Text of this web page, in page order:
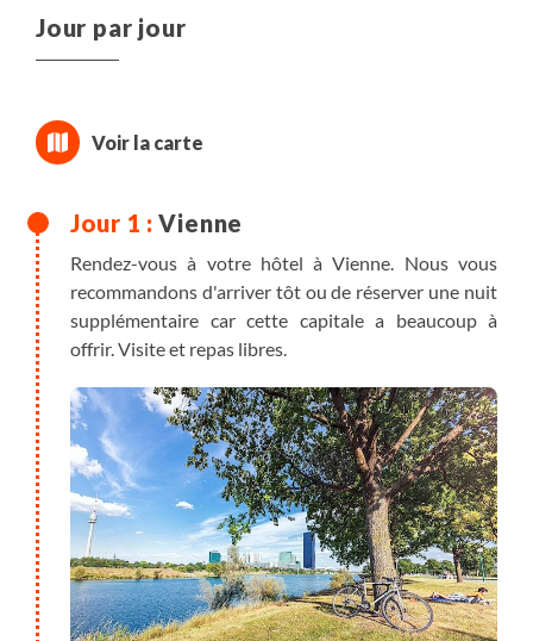
Jour par jour
Vienne
Rendez-vous à votre hôtel à Vienne. Nous vous
recommandons d'arriver tôt ou de réserver une nuit
supplémentaire car cette capitale a beaucoup à
offrir. Visite et repas libres.